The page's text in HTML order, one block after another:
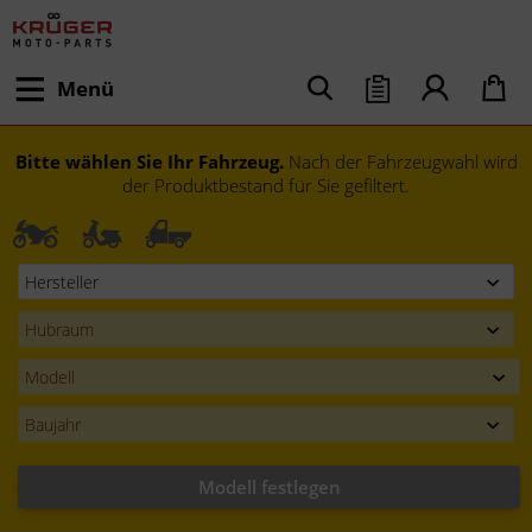
Menü
Bitte wählen Sie Ihr Fahrzeug. Nach der Fahrzeugwahl wird
der Produktbestand für Sie gefiltert.
Modell festlegen